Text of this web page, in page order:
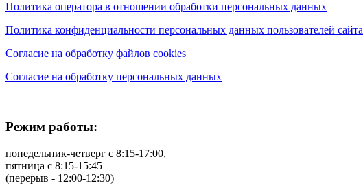
Политика оператора в отношении обработки персональных данных
Политика конфиденциальности персональных данных пользователей сайта
Согласие на обработку файлов cookies
Согласие на обработку персональных данных
Режим работы:
понедельник-четверг с 8:15-17:00,
пятница с 8:15-15:45
(перерыв - 12:00-12:30)